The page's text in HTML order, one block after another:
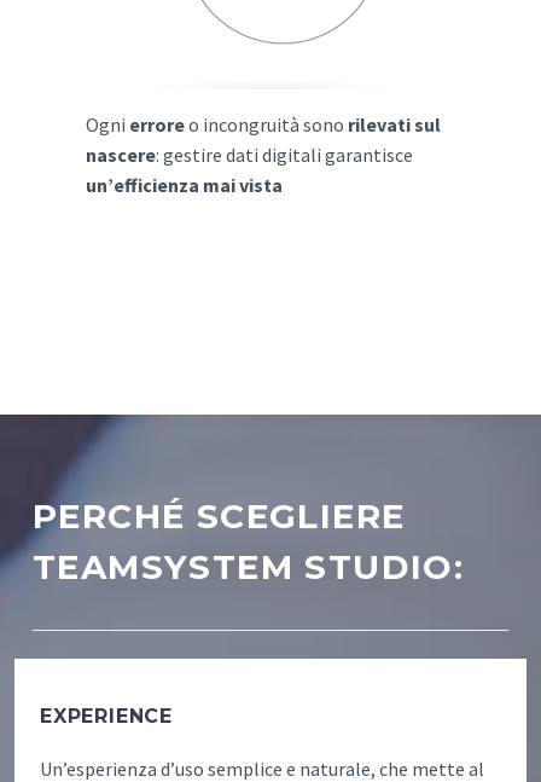
Ogni erroreo incongruità sono rilevati sul
nascere: gestire dati digitali garantisce
un’efficienza mai vista
PERCHÉ SCEGLIERE
TEAMSYSTEM STUDIO:
EXPERIENCE
Un’esperienza d’uso semplice e naturale, che mette al